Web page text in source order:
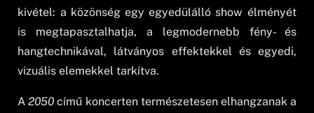
kivétel: a közönség egy egyedülálló show élményét
is megtapasztalhatja, a legmodernebb fény- és
hangtechnikával, látványos effektekkel és egyedi,
vizuális elemekkel tarkítva.
A2050 című koncerten természetesen elhangzanak a